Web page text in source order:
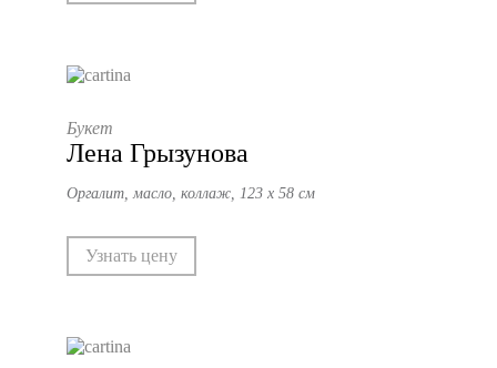
Букет
Лена Грызунова
Оргалит, масло, коллаж, 123 х 58 см
Узнать цену